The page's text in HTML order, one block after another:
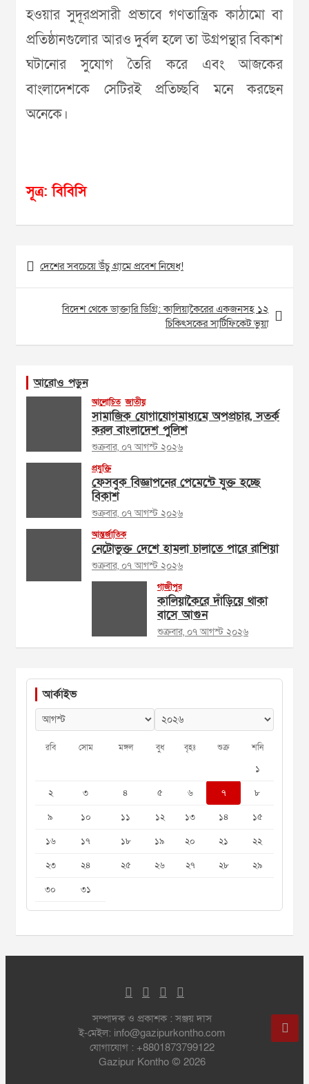
হওয়ার সুদূরপ্রসারী প্রভাবে গণতান্ত্রিক কাঠামো বা
প্রতিষ্ঠানগুলোর আরও দুর্বল হলে তা উগ্রপন্থার বিকাশ
ঘটানোর সুযোগ তৈরি করে এবং আজকের
বাংলাদেশকে সেটিরই প্রতিচ্ছবি মনে করছেন
অনেকে।
সূত্র: বিবিসি
Post
navigation
দেশের সবচেয়ে উঁচু গ্রামে প্রবেশ নিষেধ!
বিদেশ থেকে ডাক্তারি ডিগ্রি: কালিয়াকৈরের একজনসহ ১২
চিকিৎসকের সার্টিফিকেট ভুয়া
আরোও পড়ুন
আলোচিত জাতীয়
সামাজিক যোগাযোগমাধ্যমে অপপ্রচার, সতর্ক
করল বাংলাদেশ পুলিশ
শুক্রবার, ০৭ আগস্ট ২০২৬
প্রযুক্তি
ফেসবুক বিজ্ঞাপনের পেমেন্টে যুক্ত হচ্ছে
বিকাশ
শুক্রবার, ০৭ আগস্ট ২০২৬
আন্তর্জাতিক
নেটোভুক্ত দেশে হামলা চালাতে পারে রাশিয়া
শুক্রবার, ০৭ আগস্ট ২০২৬
গাজীপুর
কালিয়াকৈরে দাঁড়িয়ে থাকা
বাসে আগুন
শুক্রবার, ০৭ আগস্ট ২০২৬
আর্কাইভ
রবি সোম মঙ্গল বুধ বৃহঃ শুক্র শনি
১
২
৩ ৪ ৫ ৬ ৭
৮
৯
১০ ১১ ১২ ১৩ ১৪
১৫
১৬
১৭ ১৮ ১৯ ২০ ২১
২২
২৩
২৪ ২৫ ২৬ ২৭ ২৮
২৯
৩০
৩১
সম্পাদক ও প্রকাশক : সঞ্জয় দাস
ই-মেইল: info@gazipurkontho.com
যোগাযোগ : +8801873799122
Gazipur Kontho © 2026